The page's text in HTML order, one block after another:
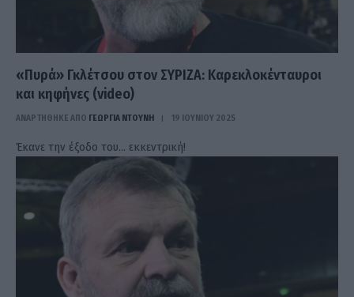
«Πυρά» Γκλέτσου στον ΣΥΡΙΖΑ: Καρεκλοκένταυροι
και κηφήνες (video)
ΑΝΑΡΤΗΘΗΚΕ ΑΠΟ ΓΕΩΡΓΊΑ ΝΤΟΎΝΗ 19 ΙΟΥΝΊΟΥ 2025
Έκανε την έξοδο του… εκκεντρική!